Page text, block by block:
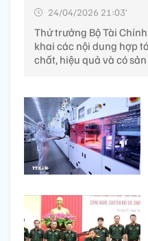
24/04/2026 21:03’
Thứ trưởng Bộ Tài
khai các nội dung hợp
chất, hiệu quả và có